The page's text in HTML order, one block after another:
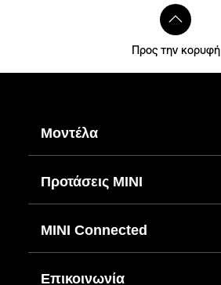
Προς την κορυφή
Μοντέλα
Προτάσεις ΜΙΝΙ
MINI Connected
Επικοινωνία